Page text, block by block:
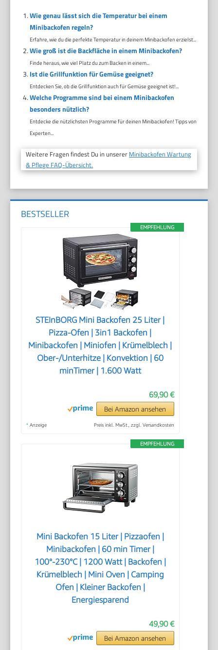
Wie genau lässt sich die Temperatur bei einem
Minibackofen regeln?
Erfahre, wie du die perfekte Temperatur in deinem Minibackofen erzielst...
Wie groß ist die Backfläche in einem Minibackofen?
Finde heraus, wie viel Platz du zum Backen in einem...
Ist die Grillfunktion für Gemüse geeignet?
Entdecken Sie, ob die Grillfunktion auch für Gemüse geeignet ist!...
Welche Programme sind bei einem Minibackofen
besonders nützlich?
Entdecke die nützlichsten Programme für deinen Minibackofen! Tipps von
Experten...
Weitere Fragen findest Du in unserer Minibackofen Wartung
& Pflege FAQ-Übersicht.
BESTSELLER
EMPFEHLUNG
STEInBORG Mini Backofen 25 Liter |
Pizza-Ofen | 3in1 Backofen |
Minibackofen | Miniofen | Krümelblech |
Ober-/Unterhitze | Konvektion | 60
minTimer | 1.600 Watt
69,90 €
Bei Amazon ansehen
* Anzeige Preis inkl. MwSt., zzgl. Versandkosten
EMPFEHLUNG
Mini Backofen 15 Liter | Pizzaofen |
Minibackofen | 60 min Timer |
100°-230°C | 1200 Watt | Backofen |
Krümelblech | Mini Oven | Camping
Ofen | Kleiner Backofen |
Energiesparend
49,90 €
Bei Amazon ansehen